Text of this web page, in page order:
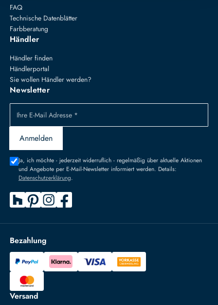
FAQ
Technische Datenblätter
Farbberatung
Händler
Händler finden
Händlerportal
Sie wollen Händler werden?
Newsletter
Ihre E-Mail Adresse *
Anmelden
Ja, ich möchte - jederzeit widerruflich - regelmäßig über aktuelle Aktionen
und Angebote per E-Mail-Newsletter informiert werden. Details:
Datenschutzerklärung.
Bezahlung
Versand